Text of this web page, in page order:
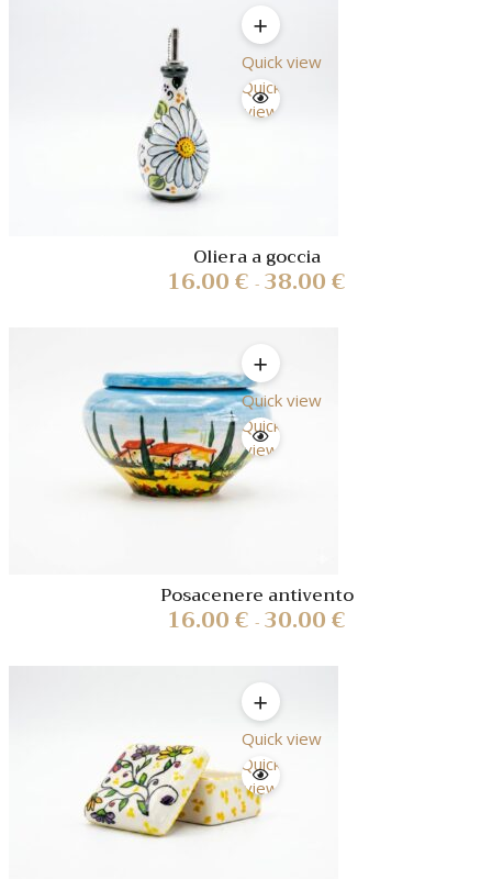
Quick view
Quick
view
Oliera a goccia
16.00€ - 38.00€
Quick view
Quick
view
Posacenere antivento
16.00€ - 30.00€
Quick view
Quick
view